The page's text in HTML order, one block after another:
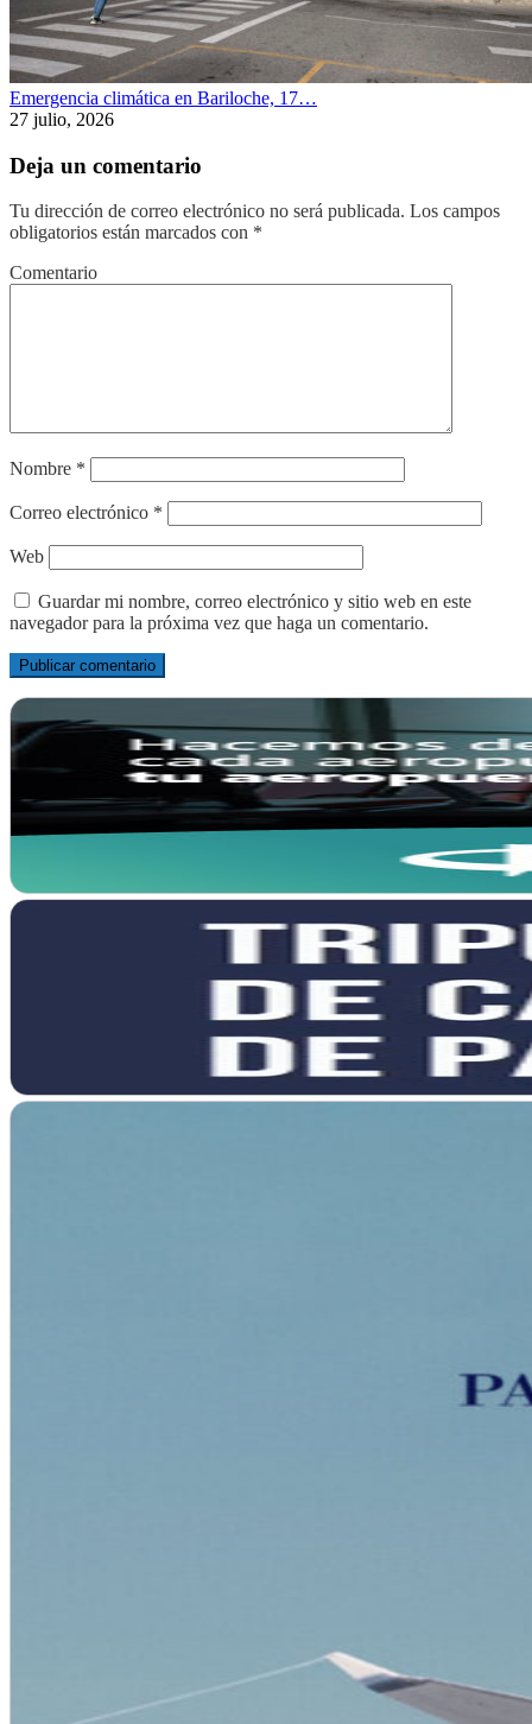
Emergencia climática en Bariloche, 17…
27 julio, 2026
Deja un comentario
Tu dirección de correo electrónico no será publicada. Los campos
obligatorios están marcados con *
Comentario
Nombre *
Correo electrónico *
Web
Guardar mi nombre, correo electrónico y sitio web en este
navegador para la próxima vez que haga un comentario.